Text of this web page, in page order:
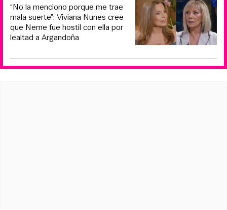
“No la menciono porque me trae
mala suerte”: Viviana Nunes cree
que Neme fue hostil con ella por
lealtad a Argandoña